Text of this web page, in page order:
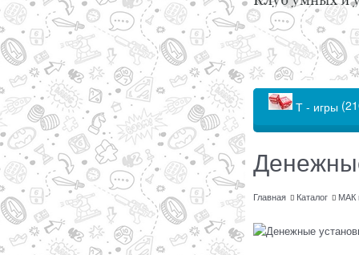
Т - игры
Главная Каталог МАК